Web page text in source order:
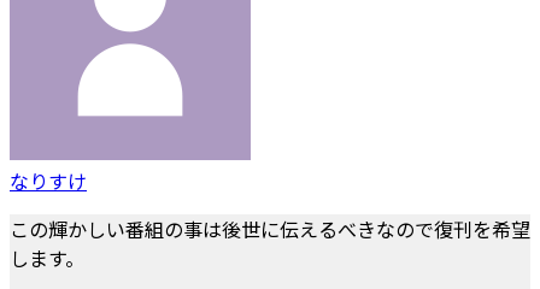
なりすけ
この輝かしい番組の事は後世に伝えるべきなので復刊を希望
します。